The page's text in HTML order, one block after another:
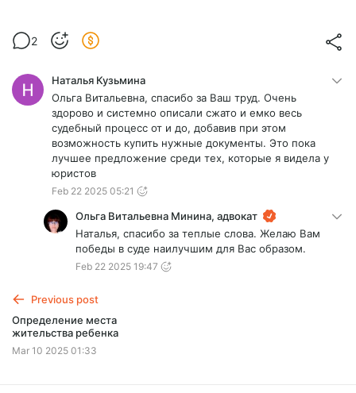
2
Наталья Кузьмина
Ольга Витальевна, спасибо за Ваш труд. Очень
здорово и системно описали сжато и емко весь
судебный процесс от и до, добавив при этом
возможность купить нужные документы. Это пока
лучшее предложение среди тех, которые я видела у
юристов
Feb 22 2025 05:21
Ольга Витальевна Минина, адвокат
Наталья, спасибо за теплые слова. Желаю Вам
победы в суде наилучшим для Вас образом.
Feb 22 2025 19:47
Previous post
Определение места
жительства ребенка
Mar 10 2025 01:33